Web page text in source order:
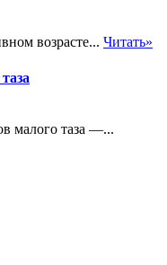
возрасте... Читать»
малого таза —...